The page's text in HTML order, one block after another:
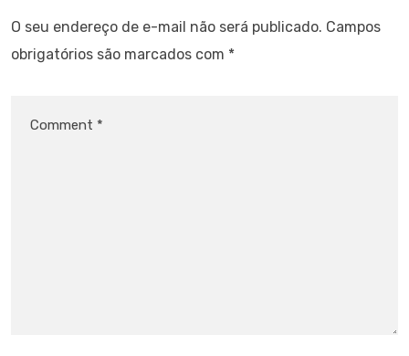
O seu endereço de e-mail não será publicado. Campos
obrigatórios são marcados com *